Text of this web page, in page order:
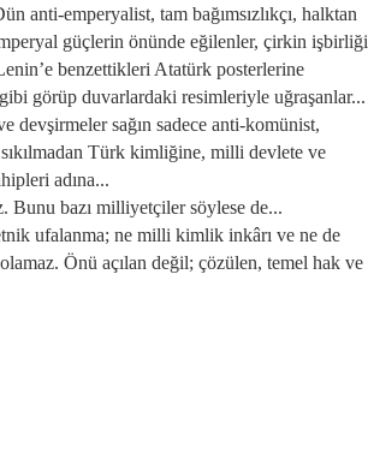
anti-emperyalist, tam bağımsızlıkçı, halktan
güçlerin önünde eğilenler, çirkin işbirliği
benzettikleri Atatürk posterlerine
görüp duvarlardaki resimleriyle uğraşanlar...
devşirmeler sağın sadece anti-komünist,
Türk kimliğine, milli devlete ve
adına...
Bunu bazı milliyetçiler söylese de...
ufalanma; ne milli kimlik inkârı ve ne de
Önü açılan değil; çözülen, temel hak ve